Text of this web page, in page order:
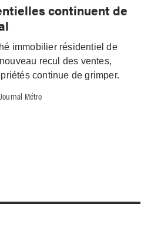
continuent de
immobilier résidentiel de
recul des ventes,
continue de grimper.
Métro